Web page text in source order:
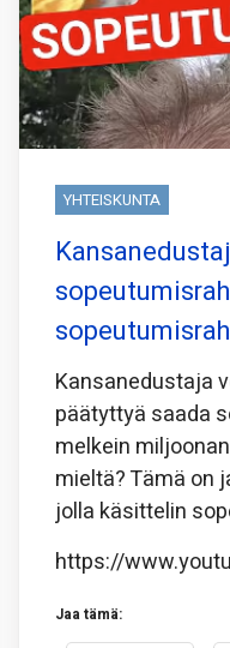
YHTEISKUNTA
Kansanedustaja
päätyttyä saada
melkein
mieltä? Tämä on
jolla käsittelin
https://
Jaa tämä: